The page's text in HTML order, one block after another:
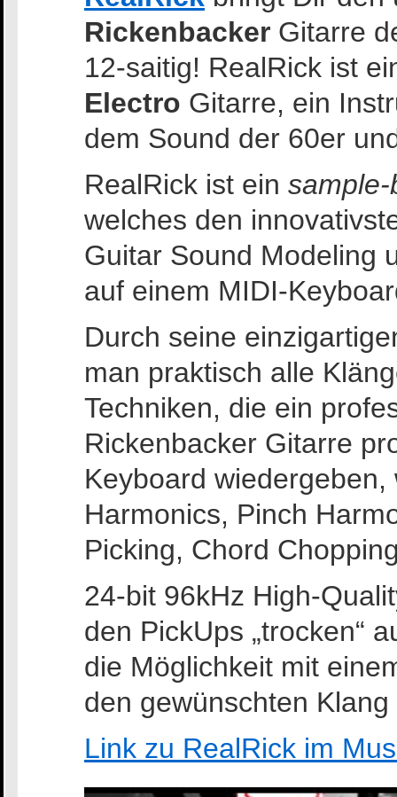
Rickenbacker Gitarre
12-saitig! RealRick ist
Electro Gitarre, ein
dem Sound der 60er
RealRick ist ein
welches den
Guitar Sound Modeling
auf einem MIDI-
Durch seine
man praktisch alle
Techniken, die ein
Rickenbacker Gitarre
Keyboard
Harmonics, Pinch
Picking, Chord
24-bit 96kHz High-
den PickUps „trocken“
die Möglichkeit mit
den gewünschten
Link zu RealRick im